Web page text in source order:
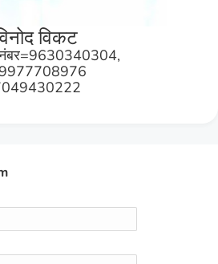
विकट
नंबर=9630340304,